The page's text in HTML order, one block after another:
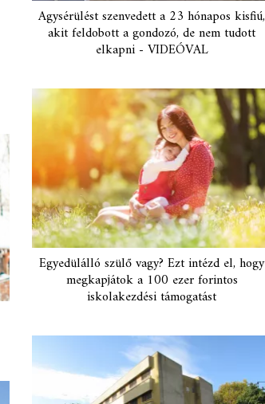
Agysérülést szenvedett a 23 hónapos kisfiú,
akit feldobott a gondozó, de nem tudott
elkapni - VIDEÓVAL
Egyedülálló szülő vagy? Ezt intézd el, hogy
megkapjátok a 100 ezer forintos
iskolakezdési támogatást